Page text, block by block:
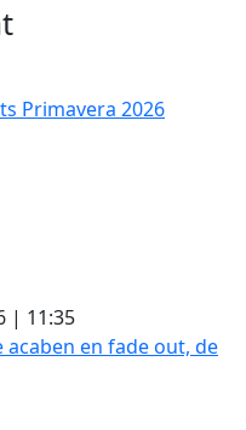
Primavera 2026
| 11:35
en fade out, de La